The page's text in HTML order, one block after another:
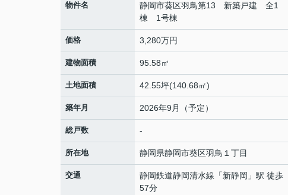
物件名
静岡市葵区羽鳥第13 新築戸建 全1
棟 1号棟
価格 3,280万円
建物面積 95.58㎡
土地面積 42.55坪(140.68㎡)
築年月 2026年9月（予定）
総戸数 -
所在地 静岡県静岡市葵区羽鳥 １丁目
交通 静岡鉄道静岡清水線 「新静岡 」駅 徒歩
57分